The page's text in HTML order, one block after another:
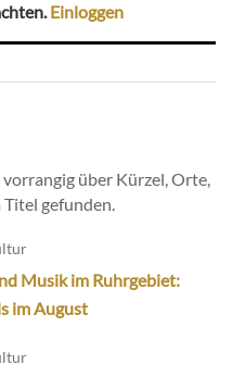
Einloggen
über Kürzel, Orte,
gefunden.
Musik im Ruhrgebiet:
im August